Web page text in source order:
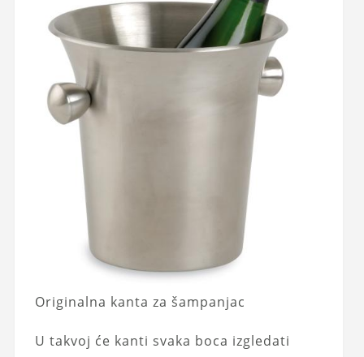
Originalna kanta za šampanjac
U takvoj će kanti svaka boca izgledati